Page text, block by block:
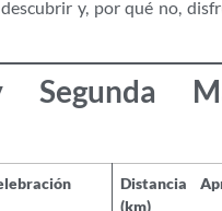
y, por qué no,
Segunda
Distancia
(km)